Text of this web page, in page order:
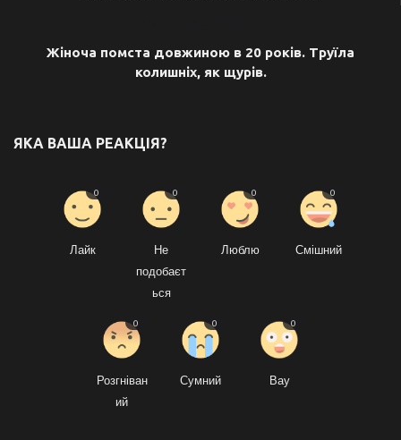
Жіноча помста довжиною в 20 років. Труїла
колишніх, як щурів.
ЯКА ВАША РЕАКЦІЯ?
Лайк
0
Не
подобаєт
ься
0
Люблю
0
Смішний
0
Розгніван
ий
0
Сумний
0
Вау
0